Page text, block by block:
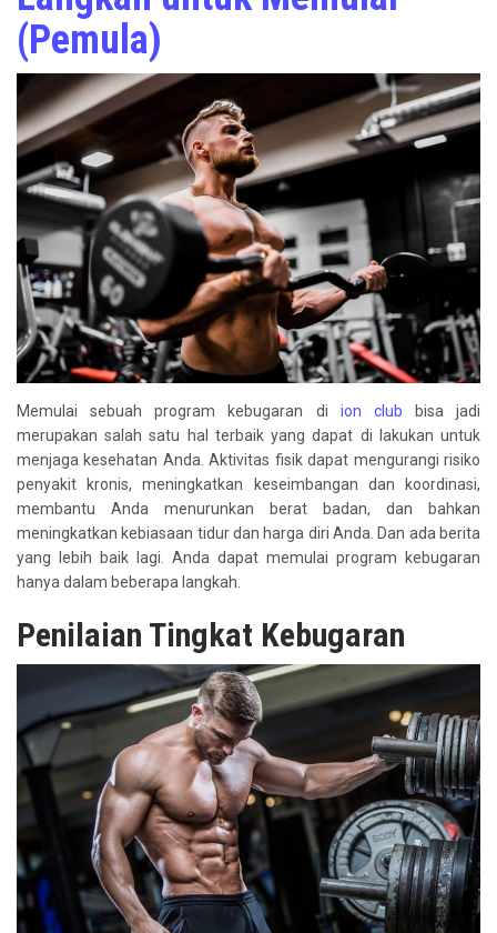
(Pemula)
Memulai sebuah program kebugaran di ion club bisa jadi
merupakan salah satu hal terbaik yang dapat di lakukan untuk
menjaga kesehatan Anda. Aktivitas fisik dapat mengurangi risiko
penyakit kronis, meningkatkan keseimbangan dan koordinasi,
membantu Anda menurunkan berat badan, dan bahkan
meningkatkan kebiasaan tidur dan harga diri Anda. Dan ada berita
yang lebih baik lagi. Anda dapat memulai program kebugaran
hanya dalam beberapa langkah.
Penilaian Tingkat Kebugaran